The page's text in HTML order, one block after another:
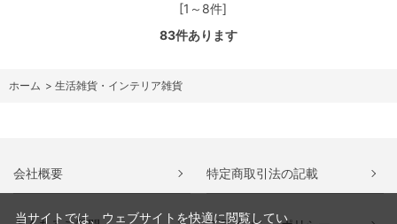
[1～8件]
83件あります
ホーム > 生活雑貨・インテリア雑貨
会社概要 特定商取引法の記載
当サイトでは、ウェブサイトを快適に閲覧してい